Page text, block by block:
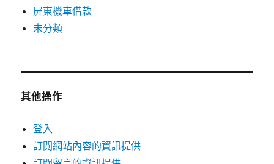
屏東機車借款
未分類
其他操作
登入
訂閱網站內容的資訊提供